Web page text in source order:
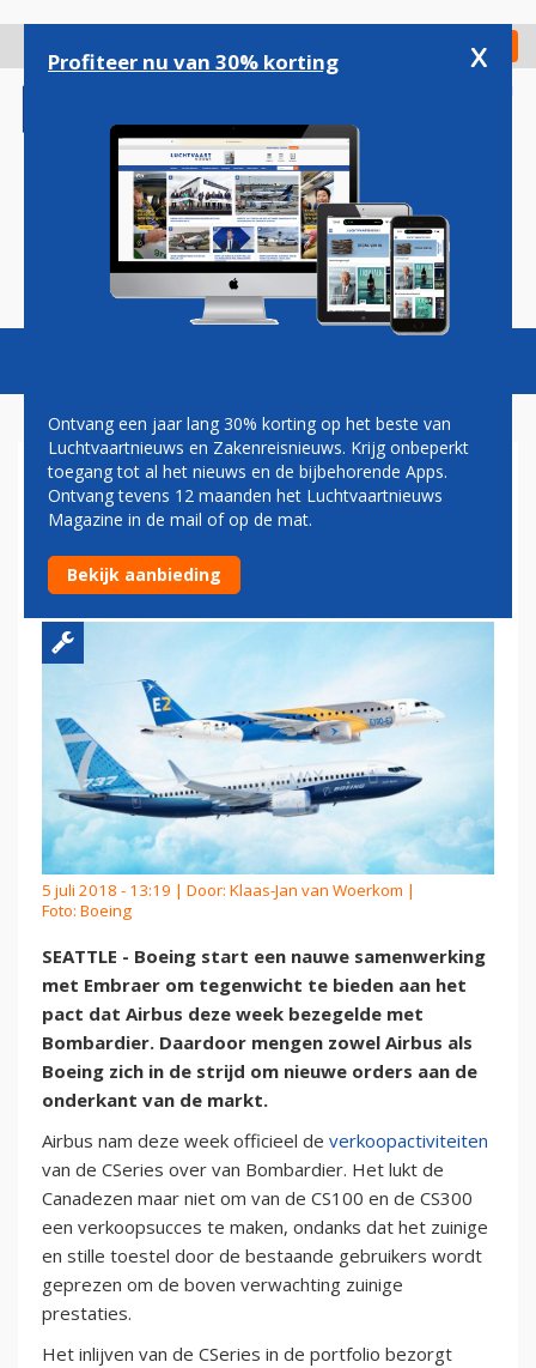
gaan
Check in
Magazine Podcasts Vacatures
BOEING SLAAT TERUG NAAR
AIRBUS DOOR DEAL MET
EMBRAER
5 juli 2018 - 13:19 | Door: Klaas-Jan van Woerkom |
Foto: Boeing
SEATTLE - Boeing start een nauwe samenwerking
met Embraer om tegenwicht te bieden aan het
pact dat Airbus deze week bezegelde met
Bombardier. Daardoor mengen zowel Airbus als
Boeing zich in de strijd om nieuwe orders aan de
onderkant van de markt.
Airbus nam deze week officieel de verkoopactiviteiten
van de CSeries over van Bombardier. Het lukt de
Canadezen maar niet om van de CS100 en de CS300
een verkoopsucces te maken, ondanks dat het zuinige
en stille toestel door de bestaande gebruikers wordt
geprezen om de boven verwachting zuinige
prestaties.
Het inlijven van de CSeries in de portfolio bezorgt
Profiteer nu van 30% korting x
Ontvang een jaar lang 30% korting op het beste van
Luchtvaartnieuws en Zakenreisnieuws. Krijg onbeperkt
toegang tot al het nieuws en de bijbehorende Apps.
Ontvang tevens 12 maanden het Luchtvaartnieuws
Magazine in de mail of op de mat.
Bekijk aanbieding